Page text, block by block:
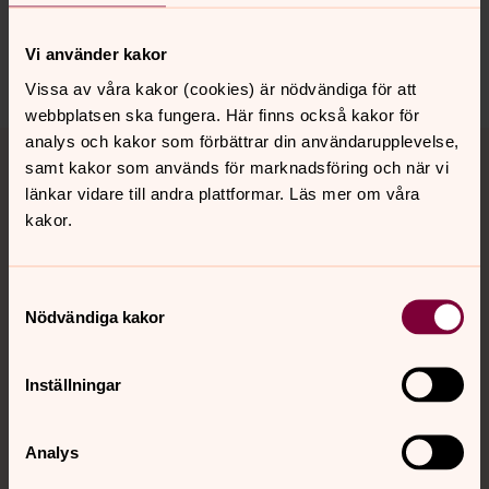
Vi använder kakor
Vissa av våra kakor (cookies) är nödvändiga för att
webbplatsen ska fungera. Här finns också kakor för
analys och kakor som förbättrar din användarupplevelse,
samt kakor som används för marknadsföring och när vi
länkar vidare till andra plattformar. Läs mer om våra
kakor.
Nödvändiga kakor
Inställningar
Analys
placeringspolicyns ramar, och i enlighet med Svenska
Förfrågan vindkraftsetablering –
tidigt samråd Hyssna
angående vindkraftsetablering.
Förfrågan vindkraftsetablering –
tidigt samråd Falkenberg Rävige
Svenska kyrkan Göteborgs stift genomför tidigt samråd